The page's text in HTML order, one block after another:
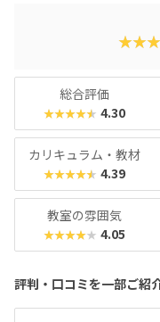
名。学習計画や講師
材はいいけど、先生
くの教室に足を運ん
総合評価
★★★★★ 4.30
カリキュラム・教材
★★★★★ 4.39
教室の雰囲気
★★★★★ 4.05
評判・口コミを一部ご紹